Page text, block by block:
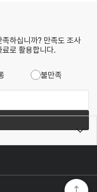
하십니까? 만족도 조사
로 활용합니다.
불만족